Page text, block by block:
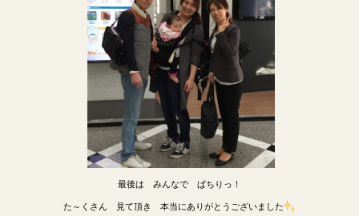
最後は みんなで ぱちりっ！
た～くさん 見て頂き 本当にありがとうございました